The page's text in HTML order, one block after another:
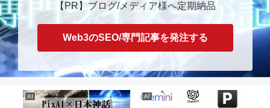
【PR】ブログ/メディア様へ定期納品
Web3のSEO/専門記事を発注する
AI AI